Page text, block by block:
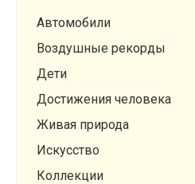
Автомобили
Воздушные рекорды
Дети
Достижения человека
Живая природа
Искусство
Коллекции